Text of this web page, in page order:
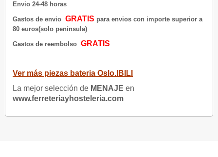
Envio 24-48 horas
Gastos de envio GRATIS para envios con importe superior a
80 euros(solo península)
Gastos de reembolso GRATIS
Ver más piezas bateria Oslo.IBILI
La mejor selección de MENAJE en
www.ferreteriayhosteleria.com